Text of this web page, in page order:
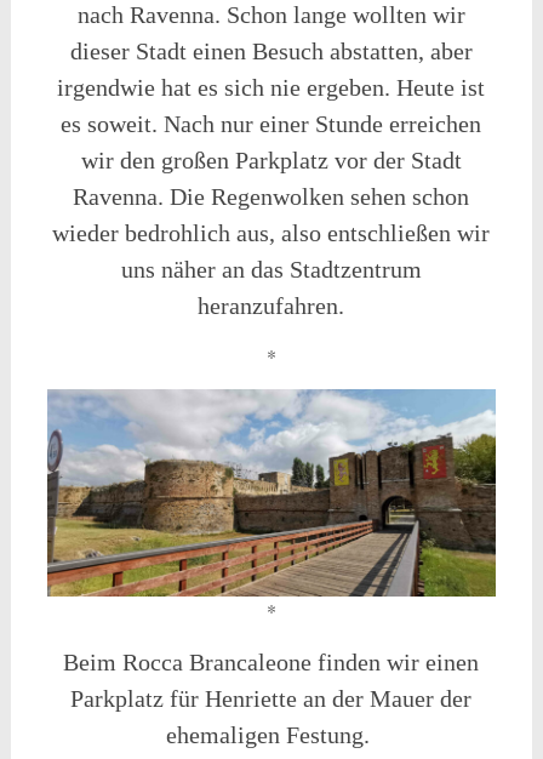
nach Ravenna. Schon lange wollten wir
dieser Stadt einen Besuch abstatten, aber
irgendwie hat es sich nie ergeben. Heute ist
es soweit. Nach nur einer Stunde erreichen
wir den großen Parkplatz vor der Stadt
Ravenna. Die Regenwolken sehen schon
wieder bedrohlich aus, also entschließen wir
uns näher an das Stadtzentrum
heranzufahren.
*
*
Beim Rocca Brancaleone finden wir einen
Parkplatz für Henriette an der Mauer der
ehemaligen Festung.